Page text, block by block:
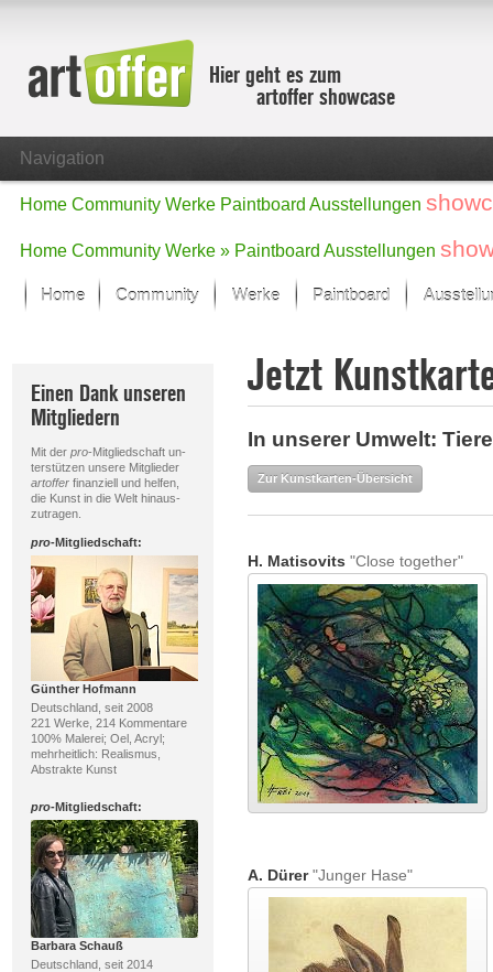
Hier geht es zum
artoffer showcase
Navigation
Home Community Werke Paintboard Ausstellungen
Home Community Werke » Paintboard Ausstellungen
Home Community Werke
Der letzte Monat im Fokus
Alle Fokus-Werke
Fokus-Werke
Neue Werke – Auswahl
Alle neuen Werke
Paintboard
Einen Dank unseren
Mitgliedern
Mit der pro-Mitgliedschaft un-
terstützen unsere Mitglieder
artofferfinanziell und helfen,
die Kunst in die Welt hinaus-
zutragen.
pro-Mitgliedschaft:
Günther Hofmann
Deutschland, seit 2008
221 Werke, 214 Kommentare
100% Malerei; Oel, Acryl;
mehrheitlich: Realismus,
Abstrakte Kunst
pro-Mitgliedschaft:
Barbara Schauß
Deutschland, seit 2014
Jetzt
In unserer Umwelt: Tiere
Zur Kunstkarten-Übersicht
H. Matisovits "Close together"
A. Dürer"Junger Hase"